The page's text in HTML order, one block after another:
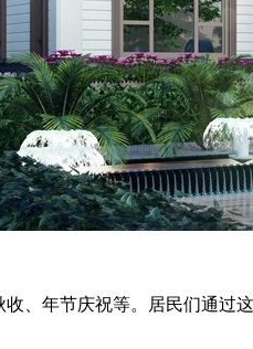
年节庆祝等。居民们通过